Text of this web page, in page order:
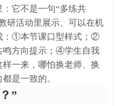
它不是一句“多练共
研活动里展示、可以在机
：①本节课口型样式；②
鸣方向提示；④学生自我
一来，哪怕换老师、换
是一致的。
”